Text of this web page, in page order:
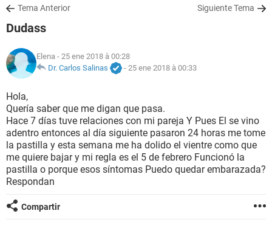
SALUD
NUTRICIÓN
BIENESTAR
SEXUALIDAD
GLOSARIO
Tema Anterior Siguiente Tema
Dudass
Elena - 25 ene 2018 à 00:28
Dr. Carlos Salinas
- 25 ene 2018 à 00:33
Hola,
Quería saber que me digan que pasa.
Hace 7 días tuve relaciones con mi pareja Y Pues El se vino
adentro entonces al día siguiente pasaron 24 horas me tome
la pastilla y esta semana me ha dolido el vientre como que
me quiere bajar y mi regla es el 5 de febrero Funcionó la
pastilla o porque esos síntomas Puedo quedar embarazada?
Respondan
Compartir